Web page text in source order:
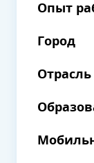
Опыт
Город
Отрасль